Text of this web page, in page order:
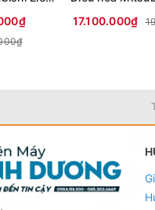
17.100.000₫